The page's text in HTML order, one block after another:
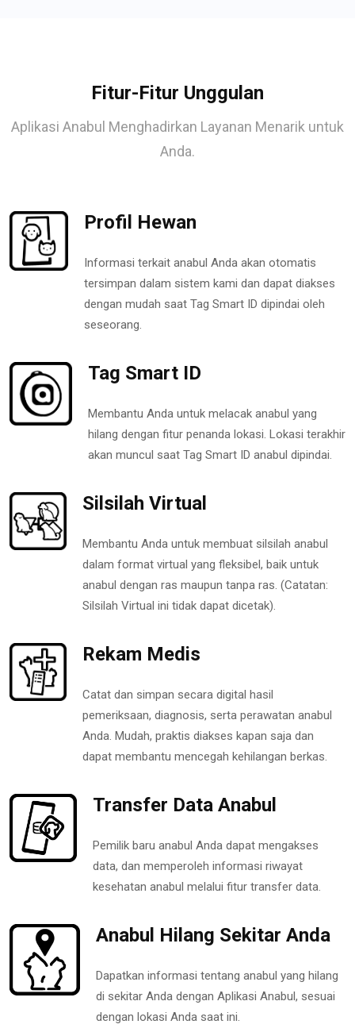
Fitur-Fitur Unggulan
Aplikasi Anabul Menghadirkan Layanan Menarik untuk
Anda.
Profil Hewan
Informasi terkait anabul Anda akan otomatis
tersimpan dalam sistem kami dan dapat diakses
dengan mudah saat Tag Smart ID dipindai oleh
seseorang.
Tag Smart ID
Membantu Anda untuk melacak anabul yang
hilang dengan fitur penanda lokasi. Lokasi terakhir
akan muncul saat Tag Smart ID anabul dipindai.
Silsilah Virtual
Membantu Anda untuk membuat silsilah anabul
dalam format virtual yang fleksibel, baik untuk
anabul dengan ras maupun tanpa ras. (Catatan:
Silsilah Virtual ini tidak dapat dicetak).
Rekam Medis
Catat dan simpan secara digital hasil
pemeriksaan, diagnosis, serta perawatan anabul
Anda. Mudah, praktis diakses kapan saja dan
dapat membantu mencegah kehilangan berkas.
Transfer Data Anabul
Pemilik baru anabul Anda dapat mengakses
data, dan memperoleh informasi riwayat
kesehatan anabul melalui fitur transfer data.
Anabul Hilang Sekitar Anda
Dapatkan informasi tentang anabul yang hilang
di sekitar Anda dengan Aplikasi Anabul, sesuai
dengan lokasi Anda saat ini.